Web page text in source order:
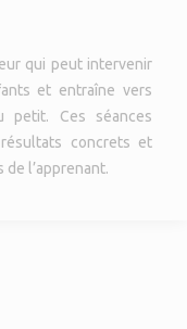
qui peut intervenir
et entraîne vers
petit. Ces séances
concrets et
l’apprenant.